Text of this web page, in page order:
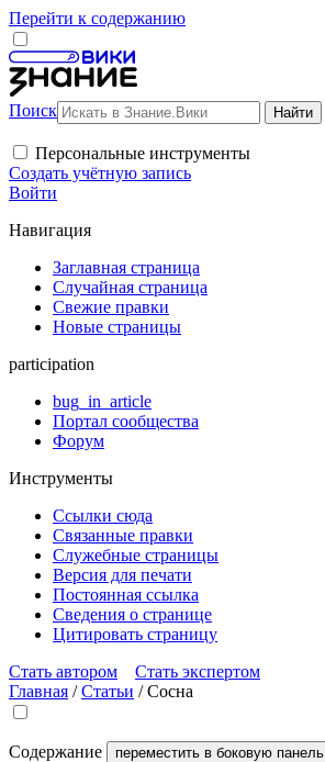
Перейти к содержанию
Поиск
Персональные инструменты
Создать учётную запись
Войти
Навигация
Заглавная страница
Случайная страница
Свежие правки
Новые страницы
participation
bug_in_article
Портал сообщества
Форум
Инструменты
Ссылки сюда
Связанные правки
Служебные страницы
Версия для печати
Постоянная ссылка
Сведения о странице
Цитировать страницу
Стать автором
Стать экспертом
Главная /Статьи /Сосна
Содержание переместить в боковую панель